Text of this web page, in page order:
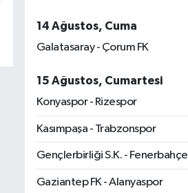
14 Ağustos, Cuma
Galatasaray - Çorum FK
15 Ağustos, Cumartesi
Konyaspor - Rizespor
Kasımpaşa - Trabzonspor
Gençlerbirliği S.K. - Fenerbahçe
Gaziantep FK - Alanyaspor